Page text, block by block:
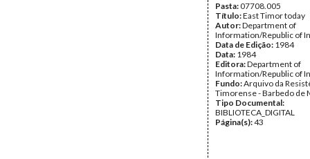
Pasta:07708.005
Título:East Timor today
Autor:Department of
Information/Republic of
Data de Edição: 1984
Data: 1984
Editora:Department of
Information/Republic of
Fundo:Arquivo da
Timorense - Barbedo de
Tipo Documental:
BIBLIOTECA_DIGITAL
Página(s):43